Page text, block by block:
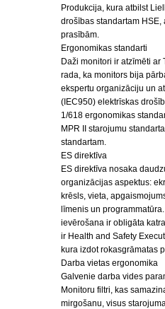
Produkcija, kura atbilst
drošības standartam HSE,
prasībām.
Ergonomikas standarti
Daži monitori ir atzīmēti ar
rada, ka monitors bija
ekspertu organizāciju un
(IEC950) elektrīskas
1/618 ergonomikas
MPR II starojumu
standartam.
ES direktīva
ES direktīva nosaka
organizācijas aspektus:
krēsls, vieta,
līmenis un
ievērošana ir obligāta
ir Health and Safety
kura izdot rokasgrāmatas
Darba vietas ergonomika
Galvenie darba vides
Monitoru filtri, kas
mirgošanu, visus